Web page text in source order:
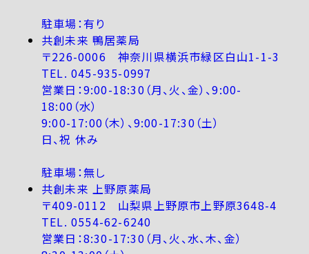
駐車場：有り
共創未来 鴨居薬局
〒226-0006 神奈川県横浜市緑区白山1-1-3
TEL. 045-935-0997
営業日：9:00-18:30（月、火、金）、9:00-
18:00（水）
9:00-17:00（木）、9:00-17:30（土）
日、祝 休み
駐車場：無し
共創未来 上野原薬局
〒409-0112 山梨県上野原市上野原3648-4
TEL. 0554-62-6240
営業日：8:30-17:30（月、火、水、木、金）